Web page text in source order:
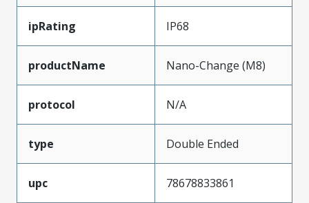
ipRating IP68
productName Nano-Change (M8)
protocol N/A
type Double Ended
upc 78678833861